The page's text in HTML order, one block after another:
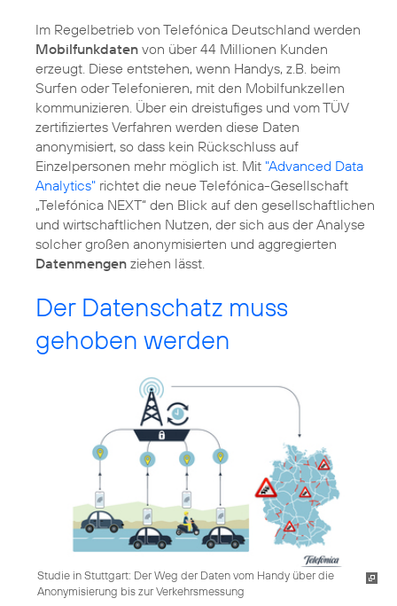
Im Regelbetrieb von Telefónica Deutschland werden
Mobilfunkdaten von über 44 Millionen Kunden
erzeugt. Diese entstehen, wenn Handys, z.B. beim
Surfen oder Telefonieren, mit den Mobilfunkzellen
kommunizieren. Über ein dreistufiges und vom TÜV
zertifiziertes Verfahren werden diese Daten
anonymisiert, so dass kein Rückschluss auf
Einzelpersonen mehr möglich ist. Mit "Advanced Data
Analytics" richtet die neue Telefónica-Gesellschaft
„Telefónica NEXT“ den Blick auf den gesellschaftlichen
und wirtschaftlichen Nutzen, der sich aus der Analyse
solcher großen anonymisierten und aggregierten
Datenmengen ziehen lässt.
Der Datenschatz muss
gehoben werden
Studie in Stuttgart: Der Weg der Daten vom Handy über die
Anonymisierung bis zur Verkehrsmessung